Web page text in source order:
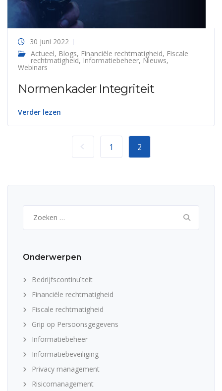
30 juni 2022
Actueel, Blogs, Financiële rechtmatigheid, Fiscale
rechtmatigheid, Informatiebeheer, Nieuws,
Webinars
Normenkader Integriteit
Verder lezen
1 2
naar:
Onderwerpen
Bedrijfscontinuïteit
Financiële rechtmatigheid
Fiscale rechtmatigheid
Grip op Persoonsgegevens
Informatiebeheer
Informatiebeveiliging
Privacy management
Risicomanagement